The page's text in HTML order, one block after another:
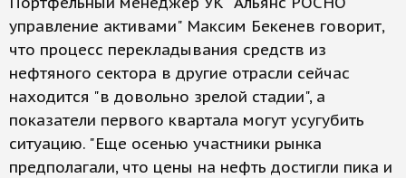
управление активами" Максим Бекенев говорит,
что процесс перекладывания средств из
нефтяного сектора в другие отрасли сейчас
находится "в довольно зрелой стадии", а
показатели первого квартала могут усугубить
ситуацию. "Еще осенью участники рынка
предполагали, что цены на нефть достигли пика и